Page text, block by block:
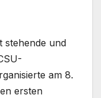
stehende und
am 8.
ersten